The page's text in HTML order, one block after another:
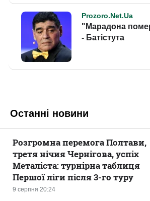
Останні новини
9 серпня 20:24
Розгромна перемога Полтави,
третя нічия Чернігова, успіх
Металіста: турнірна таблиця
Першої ліги після 3-го туру